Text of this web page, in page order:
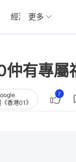
經濟 01深圳
更多
有專屬
香港01》
7